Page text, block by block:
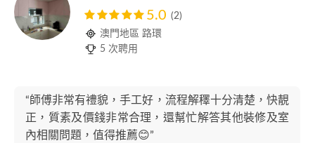
5.0 (2)
澳門地區 路環
5 次聘用
“師傅非常有禮貌，手工好，流程解䆁十分清楚，快靚
正，質素及價錢非常合理，還幫忙解答其他裝修及室
內相關問題，值得推薦😊”